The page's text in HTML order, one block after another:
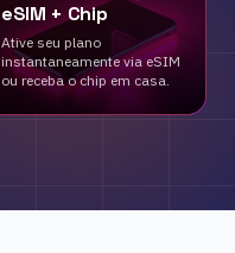
eSIM + Chip
Ative seu plano
instantaneamente via eSIM
ou receba o chip em casa.